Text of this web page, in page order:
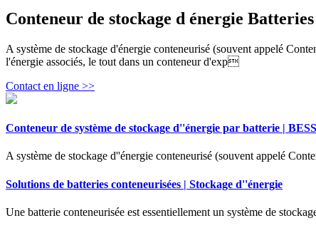
Conteneur de stockage d énergie
A système de stockage d'énergie conteneurisé (souvent appelé
l'énergie associés, le tout dans un conteneur d'exp
Contact en ligne >>
Conteneur de système de stockage d''énergie par batterie | BESS
A système de stockage d''énergie conteneurisé (souvent appelé
Solutions de batteries conteneurisées | Stockage d''énergie
Une batterie conteneurisée est essentiellement un système de